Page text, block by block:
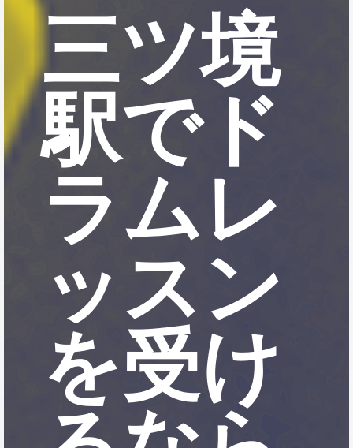
三ツ境
駅でド
ラムレ
ッスン
を受け